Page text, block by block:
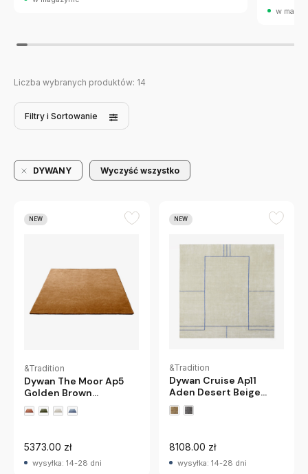
w
Liczba wybranych produktów: 14
Filtry i Sortowanie
DYWANY Wyczyść wszystko
NEW
&Tradition
Dywan The Moor Ap5
Golden Brown
Andtradition
5373.00 zł
wysyłka: 14-28 dni
NEW
&Tradition
Dywan Cruise Ap11
Aden Desert Beige
Andtradition
8108.00 zł
wysyłka: 14-28 dni